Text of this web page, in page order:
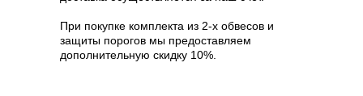
При покупке комплекта из 2-х обвесов и
защиты порогов мы предоставляем
дополнительную скидку 10%.